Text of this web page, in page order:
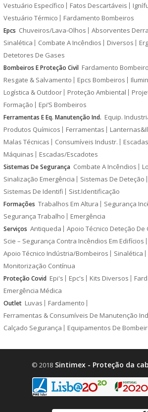
Vestuário Específico
Fatos Descartáveis
Vestuário Térmico
Fardamento Bombeiros
Epcs Chuveiros/Lava-Olhos Absorventes
Sinalética
Combate A Incêndios Diversos
Detetores De Gases
Bombeiros E Proteção Civil Fardamento
Resgate & Salvamento
Epcs Bombeiros
Logística & Outdoor
Proteção Ambiental
Formação
Epi’S Bombeiros
Ferramentas E Eq. Manutenção Ind. Equip.
Produtos Químicos
Ferramentas
Malas Técnicas
Consumíveis Industr.
Máquinas
Escadas/Escadotes
Sistemas De Segurança Combate A Incêndios
Sinalização Emergência
Sistemas De Deteção
Sistemas De Identifi
Sist.Identificação
Formações Trabalhos Em Altura
Segurança
Segurança Trabalho
Emergência
Serviços Antiqueda
Apoio Técnico Deteção De
Scie – Segurança Contra Incêndios Em Edifícios
Apoio Técnico Indústria/Bombeiros
Sinalética
Monitorização Contínua
Proteção Covid Epi's Epc's Kits Diversos
Emergência Médica
Outlet Luvas
Fardamento
Ferramentas & Consumíveis De Manutenção
Calçado Segurança
Equipamentos De
© 2018Sintimex - Proteção da